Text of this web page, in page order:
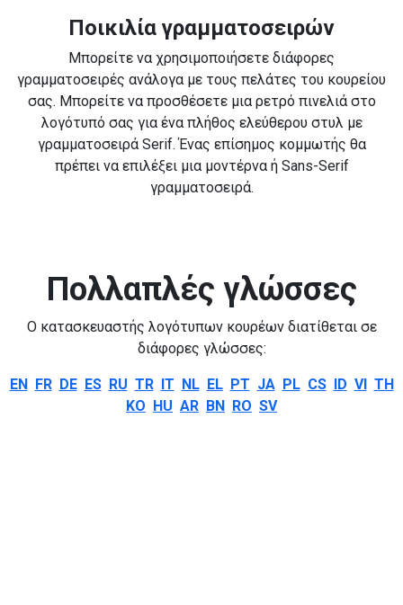
Ποικιλία γραμματοσειρών
Μπορείτε να χρησιμοποιήσετε διάφορες
γραμματοσειρές ανάλογα με τους πελάτες του κουρείου
σας. Μπορείτε να προσθέσετε μια ρετρό πινελιά στο
λογότυπό σας για ένα πλήθος ελεύθερου στυλ με
γραμματοσειρά Serif. Ένας επίσημος κομμωτής θα
πρέπει να επιλέξει μια μοντέρνα ή Sans-Serif
γραμματοσειρά.
Πολλαπλές γλώσσες
Ο κατασκευαστής λογότυπων κουρέων διατίθεται σε
διάφορες γλώσσες:
EN FR DE ES RU TR IT NL EL PT JA PL CS ID VI TH
KO HU AR BN RO SV